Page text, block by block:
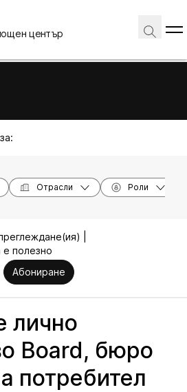
център
Отрасли Роли
|
е полезно
Абониране
лично
Board, бюро
потребител